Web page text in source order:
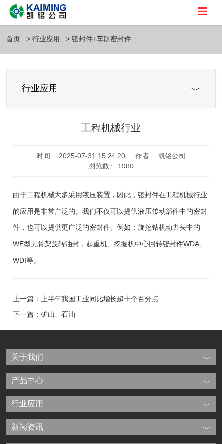
首页 行业应用 密封件+车削密封件
行业应用
工程机械行业
时间 : 2025-07-31 15:24:20 作者 :
凯铭公司
浏览数 :
1980
由于工程机械大多采用液压装置，因此，密封件在工程机械行业
的应用是非常广泛的。我们不仅可以提供液压传动部件中的密封
件，也可以提供更广泛的密封件。例如：旋挖钻机动力头中的
WE型无骨架旋转油封，起重机、挖掘机中心回转密封件WDA、
WDI等。
上一篇：上半年我国工业同比增长超十个百分点
下一篇：矿山、石油
关于我们
产品中心
行业应用
新闻资讯